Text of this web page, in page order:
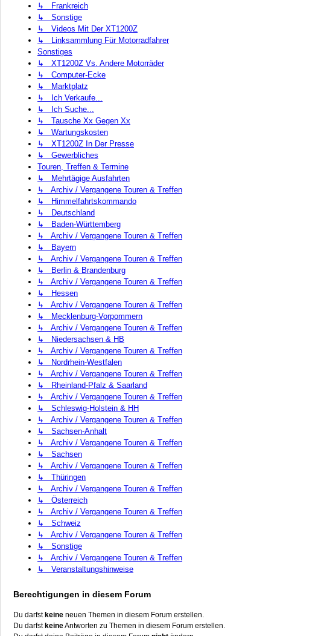
↳ Frankreich
↳ Sonstige
↳ Videos Mit Der XT1200Z
↳ Linksammlung Für Motorradfahrer
Sonstiges
↳ XT1200Z Vs. Andere Motorräder
↳ Computer-Ecke
↳ Marktplatz
↳ Ich Verkaufe...
↳ Ich Suche...
↳ Tausche Xx Gegen Xx
↳ Wartungskosten
↳ XT1200Z In Der Presse
↳ Gewerbliches
Touren, Treffen & Termine
↳ Mehrtägige Ausfahrten
↳ Archiv / Vergangene Touren & Treffen
↳ Himmelfahrtskommando
↳ Deutschland
↳ Baden-Württemberg
↳ Archiv / Vergangene Touren & Treffen
↳ Bayern
↳ Archiv / Vergangene Touren & Treffen
↳ Berlin & Brandenburg
↳ Archiv / Vergangene Touren & Treffen
↳ Hessen
↳ Archiv / Vergangene Touren & Treffen
↳ Mecklenburg-Vorpommern
↳ Archiv / Vergangene Touren & Treffen
↳ Niedersachsen & HB
↳ Archiv / Vergangene Touren & Treffen
↳ Nordrhein-Westfalen
↳ Archiv / Vergangene Touren & Treffen
↳ Rheinland-Pfalz & Saarland
↳ Archiv / Vergangene Touren & Treffen
↳ Schleswig-Holstein & HH
↳ Archiv / Vergangene Touren & Treffen
↳ Sachsen-Anhalt
↳ Archiv / Vergangene Touren & Treffen
↳ Sachsen
↳ Archiv / Vergangene Touren & Treffen
↳ Thüringen
↳ Archiv / Vergangene Touren & Treffen
↳ Österreich
↳ Archiv / Vergangene Touren & Treffen
↳ Schweiz
↳ Archiv / Vergangene Touren & Treffen
↳ Sonstige
↳ Archiv / Vergangene Touren & Treffen
↳ Veranstaltungshinweise
Berechtigungen in diesem Forum
Du darfst keine neuen Themen in diesem Forum erstellen.
Du darfst keineAntworten zu Themen in diesem Forum erstellen.